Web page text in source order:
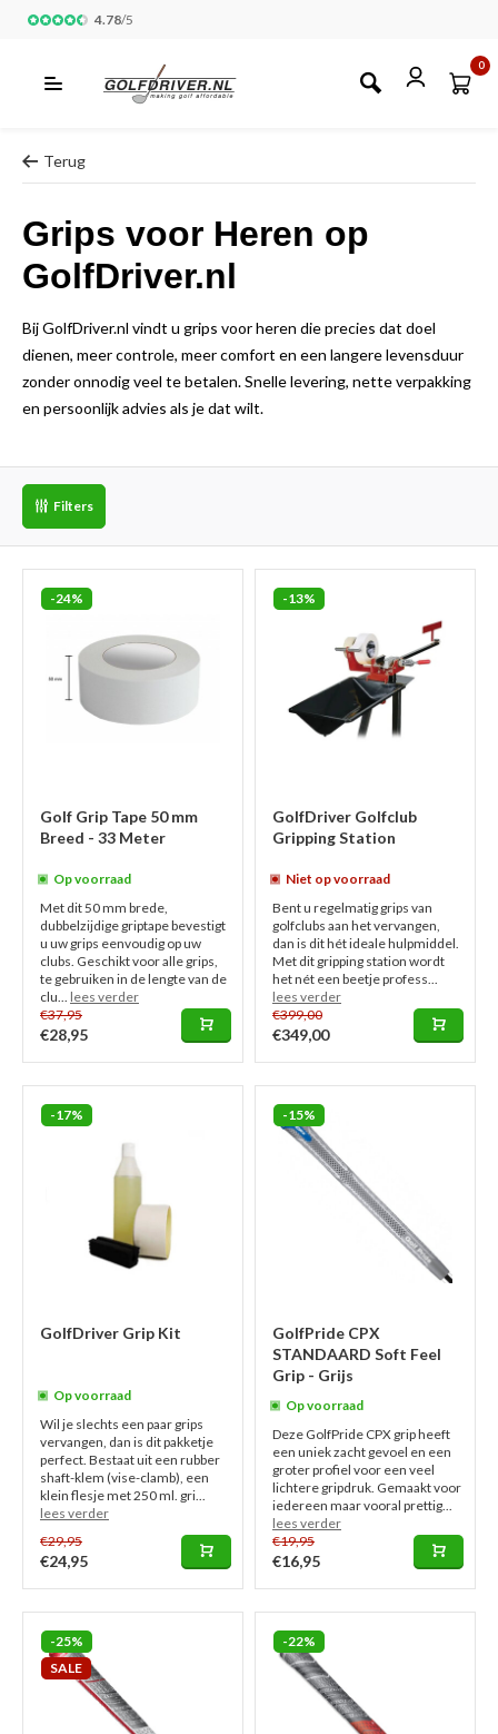
4.78/5
0
Terug
Grips voor Heren op
GolfDriver.nl
Bij GolfDriver.nl vindt u grips voor heren die precies dat doel
dienen, meer controle, meer comfort en een langere levensduur
zonder onnodig veel te betalen. Snelle levering, nette verpakking
en persoonlijk advies als je dat wilt.
Filters
-24%
Golf Grip Tape 50 mm
Breed - 33 Meter
Op voorraad
Met dit 50 mm brede,
dubbelzijdige griptape bevestigt
u uw grips eenvoudig op uw
clubs. Geschikt voor alle grips,
te gebruiken in de lengte van de
clu... lees verder
€37,95
€28,95
-13%
GolfDriver Golfclub
Gripping Station
Niet op voorraad
Bent u regelmatig grips van
golfclubs aan het vervangen,
dan is dit hét ideale hulpmiddel.
Met dit gripping station wordt
het nét een beetje profess...
lees verder
€399,00
€349,00
-17%
GolfDriver Grip Kit
Op voorraad
Wil je slechts een paar grips
vervangen, dan is dit pakketje
perfect. Bestaat uit een rubber
shaft-klem (vise-clamb), een
klein flesje met 250 ml. gri...
lees verder
€29,95
€24,95
-15%
GolfPride CPX
STANDAARD Soft Feel
Grip - Grijs
Op voorraad
Deze GolfPride CPX grip heeft
een uniek zacht gevoel en een
groter profiel voor een veel
lichtere gripdruk. Gemaakt voor
iedereen maar vooral prettig...
lees verder
€19,95
€16,95
-25%
SALE
-22%